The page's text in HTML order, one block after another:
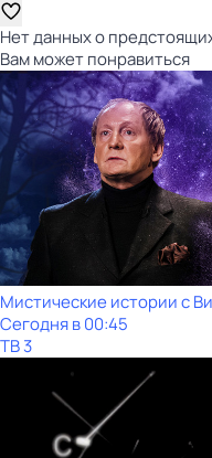
Нет данных о
Вам может понравиться
Мистические истории с
Сегодня в 00:45
ТВ 3